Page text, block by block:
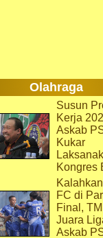
Olahraga
Susun
Kerja
Askab
Kukar
Kongres
FC di
Final,
Juara
Askab